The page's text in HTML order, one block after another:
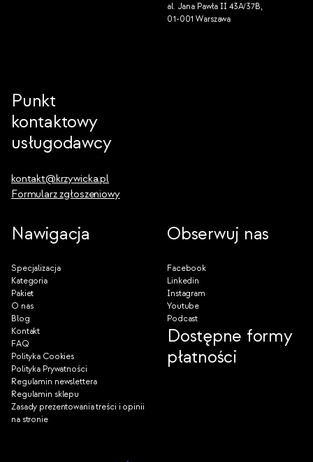
Punkt
kontaktowy
usługodawcy
kontakt@krzywicka.pl
Formularz zgłoszeniowy
al. Jana Pawła II 43A/37B,
01-001 Warszawa
Nawigacja
Specjalizacja
Kategoria
Pakiet
O nas
Blog
Kontakt
FAQ
Polityka Cookies
Polityka Prywatności
Regulamin newslettera
Regulamin sklepu
Zasady prezentowania treści i opinii
na stronie
Obserwuj nas
Facebook
Linkedin
Instagram
Youtube
Podcast
Dostępne formy
płatności